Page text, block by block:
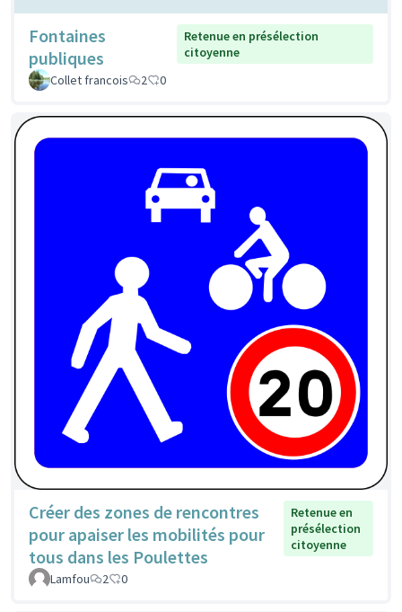
Fontaines
publiques
Retenue en présélection
citoyenne
Collet francois
2 0
Créer des zones de rencontres
pour apaiser les mobilités pour
tous dans les Poulettes
Retenue en
présélection
citoyenne
Lamfou 2 0